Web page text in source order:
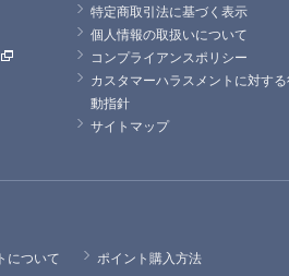
特定商取引法に基づく表示
個人情報の取扱いについて
コンプライアンスポリシー
カスタマーハラスメントに対す
動指針
サイトマップ
について ポイント購入方法